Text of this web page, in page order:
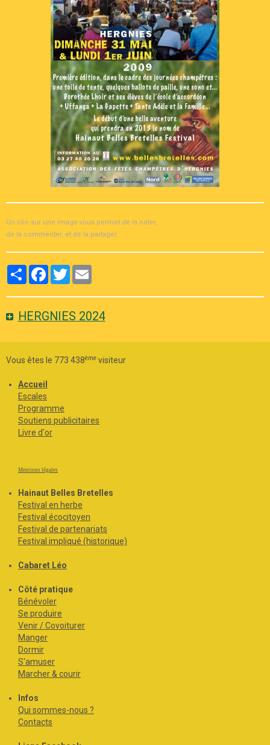
Un clic sur une image vous permet de la noter,
de la commenter, et de la partager.
PartagerFacebook
Twitter
HERGNIES 2024
Vous êtes le 773 438ème visiteur
Accueil
Escales
Programme
Soutiens publicitaires
Livre d'or
Mentions légales
Hainaut Belles Bretelles
Festival en herbe
Festival écocitoyen
Festival de partenariats
Festival impliqué (historique)
Cabaret Léo
Côté pratique
Bénévoler
Se produire
Venir / Covoiturer
Manger
Dormir
S'amuser
Marcher & courir
Infos
Qui sommes-nous ?
Contacts